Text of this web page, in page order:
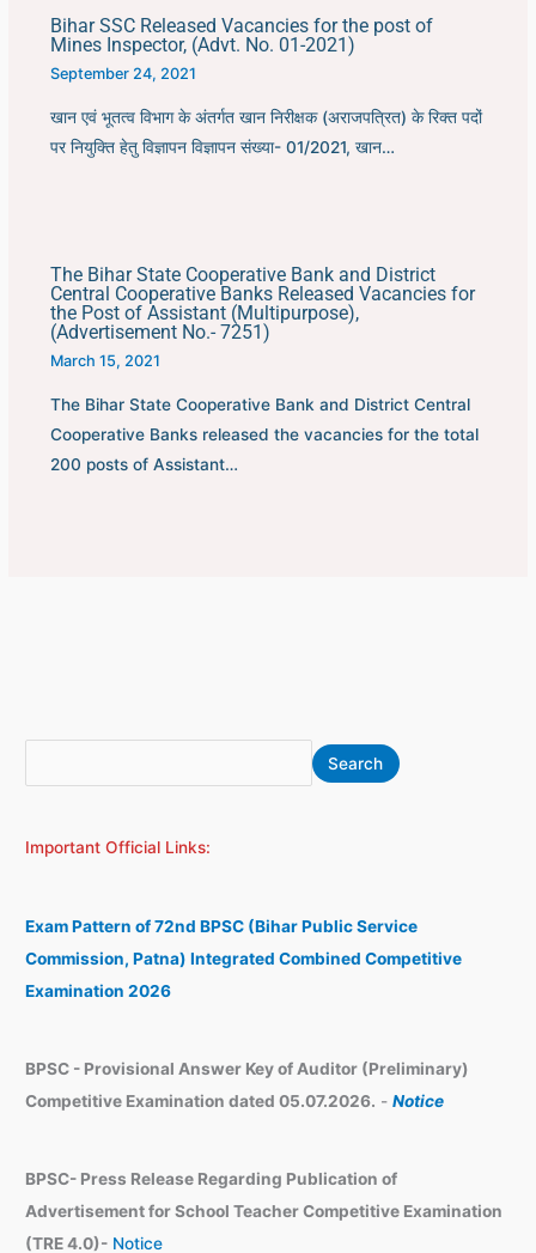
Bihar SSC Released Vacancies for the post of
Mines Inspector, (Advt. No. 01-2021)
September 24, 2021
खान एवं भूतत्व विभाग के अंतर्गत खान निरीक्षक (अराजपत्रित) के रिक्त पदों
पर नियुक्ति हेतु विज्ञापन विज्ञापन संख्या- 01/2021, खान…
The Bihar State Cooperative Bank and District
Central Cooperative Banks Released Vacancies for
the Post of Assistant (Multipurpose),
(Advertisement No.- 7251)
March 15, 2021
The Bihar State Cooperative Bank and District Central
Cooperative Banks released the vacancies for the total
200 posts of Assistant…
e
r
h
Search
Important Official Links:
Exam Pattern of 72nd BPSC (Bihar Public Service
Commission, Patna) Integrated Combined Competitive
Examination 2026
BPSC - Provisional Answer Key of Auditor (Preliminary)
Competitive Examination dated 05.07.2026. -Notice
BPSC- Press Release Regarding Publication of
Advertisement for School Teacher Competitive Examination
(TRE 4.0)- Notice
r
h
v
e
s